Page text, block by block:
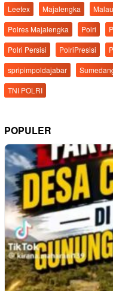
Leetex
Majalengka
Polres Majalengka
Polri
Polri Persisi
PolriPresisi
spripimpoldajabar
TNI POLRI
POPULER